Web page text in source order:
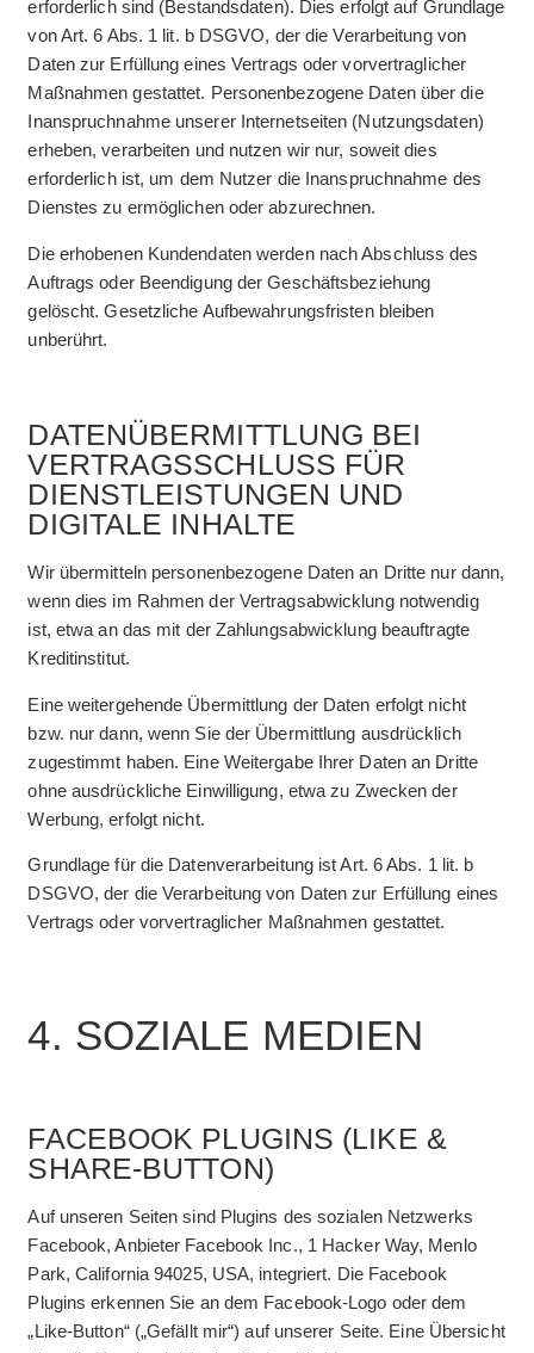
erforderlich sind (Bestandsdaten). Dies erfolgt auf Grundlage
von Art. 6 Abs. 1 lit. b DSGVO, der die Verarbeitung von
Daten zur Erfüllung eines Vertrags oder vorvertraglicher
Maßnahmen gestattet. Personenbezogene Daten über die
Inanspruchnahme unserer Internetseiten (Nutzungsdaten)
erheben, verarbeiten und nutzen wir nur, soweit dies
erforderlich ist, um dem Nutzer die Inanspruchnahme des
Dienstes zu ermöglichen oder abzurechnen.
Die erhobenen Kundendaten werden nach Abschluss des
Auftrags oder Beendigung der Geschäftsbeziehung
gelöscht. Gesetzliche Aufbewahrungsfristen bleiben
unberührt.
DATENÜBERMITTLUNG BEI
VERTRAGSSCHLUSS FÜR
DIENSTLEISTUNGEN UND
DIGITALE INHALTE
Wir übermitteln personenbezogene Daten an Dritte nur dann,
wenn dies im Rahmen der Vertragsabwicklung notwendig
ist, etwa an das mit der Zahlungsabwicklung beauftragte
Kreditinstitut.
Eine weitergehende Übermittlung der Daten erfolgt nicht
bzw. nur dann, wenn Sie der Übermittlung ausdrücklich
zugestimmt haben. Eine Weitergabe Ihrer Daten an Dritte
ohne ausdrückliche Einwilligung, etwa zu Zwecken der
Werbung, erfolgt nicht.
Grundlage für die Datenverarbeitung ist Art. 6 Abs. 1 lit. b
DSGVO, der die Verarbeitung von Daten zur Erfüllung eines
Vertrags oder vorvertraglicher Maßnahmen gestattet.
4. SOZIALE MEDIEN
FACEBOOK PLUGINS (LIKE &
SHARE-BUTTON)
Auf unseren Seiten sind Plugins des sozialen Netzwerks
Facebook, Anbieter Facebook Inc., 1 Hacker Way, Menlo
Park, California 94025, USA, integriert. Die Facebook
Plugins erkennen Sie an dem Facebook-Logo oder dem
„Like-Button“ („Gefällt mir“) auf unserer Seite. Eine Übersicht